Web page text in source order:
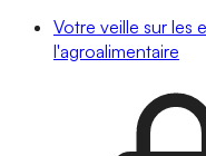
Votre veille sur les
l'agroalimentaire